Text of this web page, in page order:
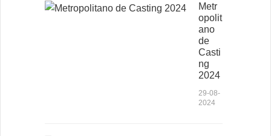
Metr
opolit
ano
de
Casti
ng
2024
29-08-
2024